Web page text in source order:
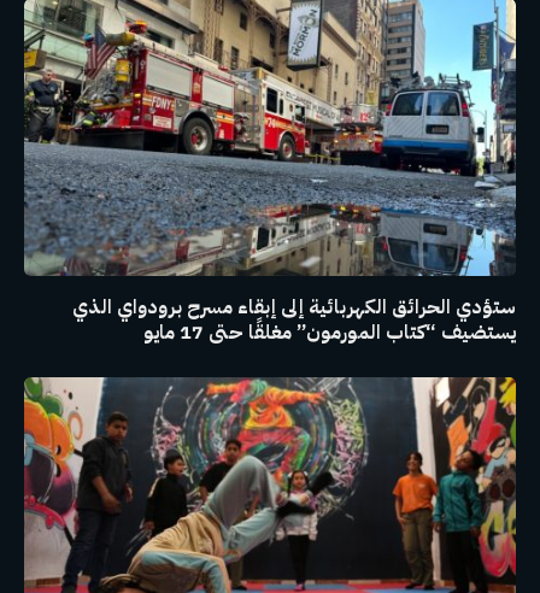
ستؤدي الحرائق الكهربائية إلى إبقاء مسرح برودواي الذي
يستضيف “كتاب المورمون” مغلقًا حتى 17 مايو